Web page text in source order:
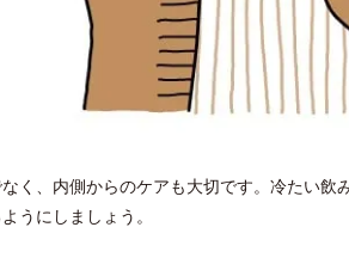
く、内側からのケアも大切です。冷たい
うにしましょう。